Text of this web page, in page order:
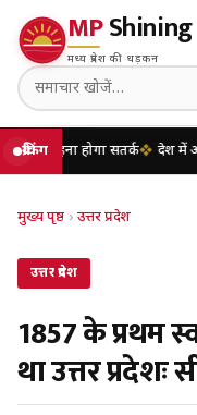
MPShining
मध्य प्रदेश की धड़कन
ब्रेकिंग
सतर्क देश में अव्वलः 38.8
मुख्य पृष्ठ › उत्तर प्रदेश
उत्तर प्रदेश
1857 के प्रथम
था उत्तर प्रदेशः